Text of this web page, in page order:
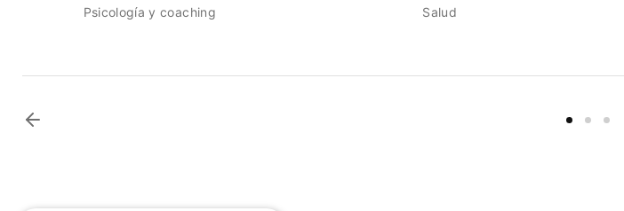
Psicología y coaching Salud